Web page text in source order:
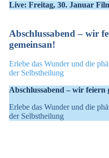
Live: Freitag, 30. Januar
Abschlussabend – wir
gemeinsan!
Erlebe das Wunder und die
der Selbstheilung
Abschlussabend – wir feiern
Erlebe das Wunder und die
der Selbstheilung